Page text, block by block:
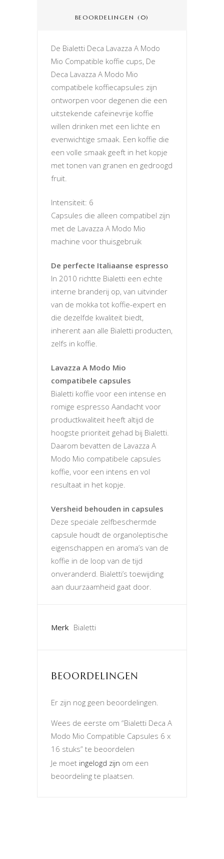
BEOORDELINGEN (0)
De Bialetti Deca Lavazza A Modo
Mio Compatible koffie cups, De
Deca Lavazza A Modo Mio
compatibele koffiecapsules zijn
ontworpen voor degenen die een
uitstekende cafeïnevrije koffie
willen drinken met een lichte en
evenwichtige smaak. Een koffie die
een volle smaak geeft in het kopje
met tonen van granen en gedroogd
fruit.
Intensiteit: 6
Capsules die alleen compatibel zijn
met de Lavazza A Modo Mio
machine voor thuisgebruik
De perfecte Italiaanse espresso
In 2010 richtte Bialetti een echte
interne branderij op, van uitvinder
van de mokka tot koffie-expert en
die dezelfde kwaliteit biedt,
inherent aan alle Bialetti producten,
zelfs in koffie.
Lavazza A Modo Mio
compatibele capsules
Bialetti koffie voor een intense en
romige espresso Aandacht voor
productkwaliteit heeft altijd de
hoogste prioriteit gehad bij Bialetti.
Daarom bevatten de Lavazza A
Modo Mio compatibele capsules
koffie, voor een intens en vol
resultaat in het kopje.
Versheid behouden in capsules
Deze speciale zelfbeschermde
capsule houdt de organoleptische
eigenschappen en aroma’s van de
koffie in de loop van de tijd
onveranderd. Bialetti’s toewijding
aan duurzaamheid gaat door.
Merk Bialetti
BEOORDELINGEN
Er zijn nog geen beoordelingen.
Wees de eerste om “Bialetti Deca A
Modo Mio Compatible Capsules 6 x
16 stuks” te beoordelen
Je moet ingelogd zijn om een
beoordeling te plaatsen.